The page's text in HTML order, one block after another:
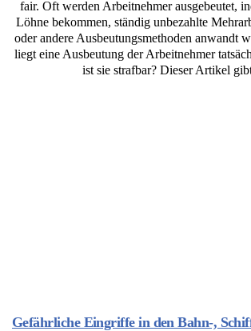
fair. Oft werden Arbeitnehmer ausgebeutet,
Löhne bekommen, ständig unbezahlte
oder andere Ausbeutungsmethoden anwandt
liegt eine Ausbeutung der Arbeitnehmer
ist sie strafbar? Dieser Artikel
Gefährliche Eingriffe in den Bahn-,